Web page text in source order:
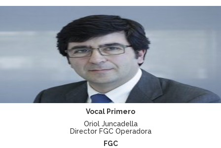
Vocal Primero
Oriol Juncadella
Director FGC Operadora
FGC